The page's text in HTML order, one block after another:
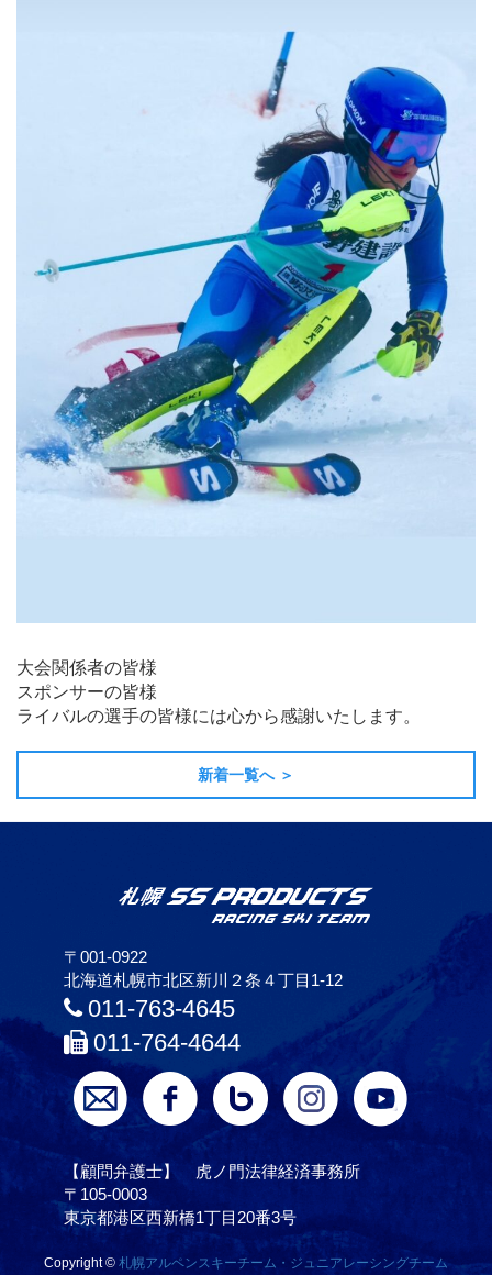
大会関係者の皆様
スポンサーの皆様
ライバルの選手の皆様には心から感謝いたします。
新着一覧へ ＞
〒001-0922
北海道札幌市北区新川２条４丁目1-12
011-763-4645
011-764-4644
【顧問弁護士】 虎ノ門法律経済事務所
〒105-0003
東京都港区西新橋1丁目20番3号
Copyright © 札幌アルペンスキーチーム・ジュニアレーシングチーム